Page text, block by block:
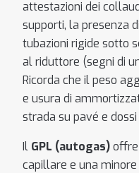
attestazioni dei
supporti, la presenza
tubazioni rigide sotto
al riduttore (segni di
Ricorda che il peso
e usura di
strada su pavé e
Il GPL (autogas)
capillare e una